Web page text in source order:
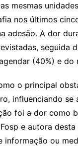
mesmas
nos últimos
adesão. A dor
seguida
(40%) e
o principal
influenciando
foi a dor como
e autora
informação ou